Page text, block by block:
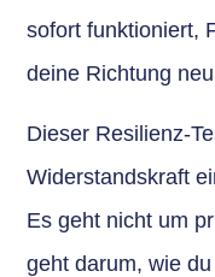
sofort funktioniert,
deine Richtung
Dieser Resilienz-
Widerstandskraft
Es geht nicht um
geht darum, wie